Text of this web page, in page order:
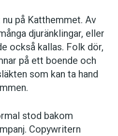
på Katthemmet. Av
djuränklingar, eller
också kallas. Folk dör,
på ett boende och
som kan ta hand
stod bakom
Copywritern